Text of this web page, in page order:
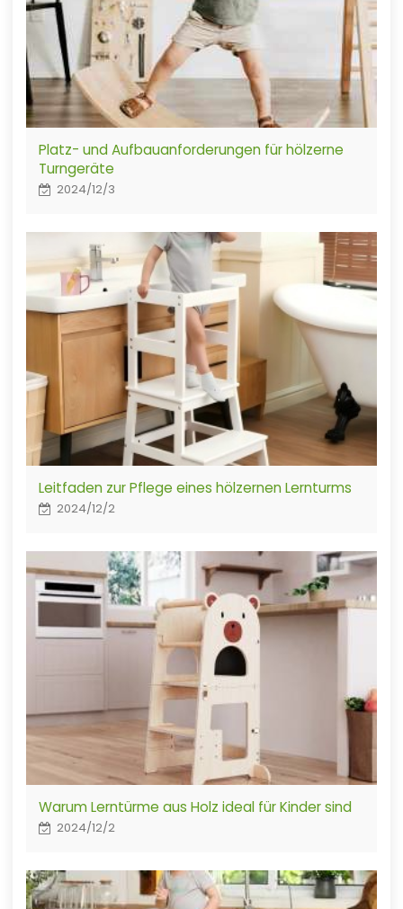
Platz- und Aufbauanforderungen für hölzerne
Turngeräte
2024/12/3
Leitfaden zur Pflege eines hölzernen Lernturms
2024/12/2
Warum Lerntürme aus Holz ideal für Kinder sind
2024/12/2